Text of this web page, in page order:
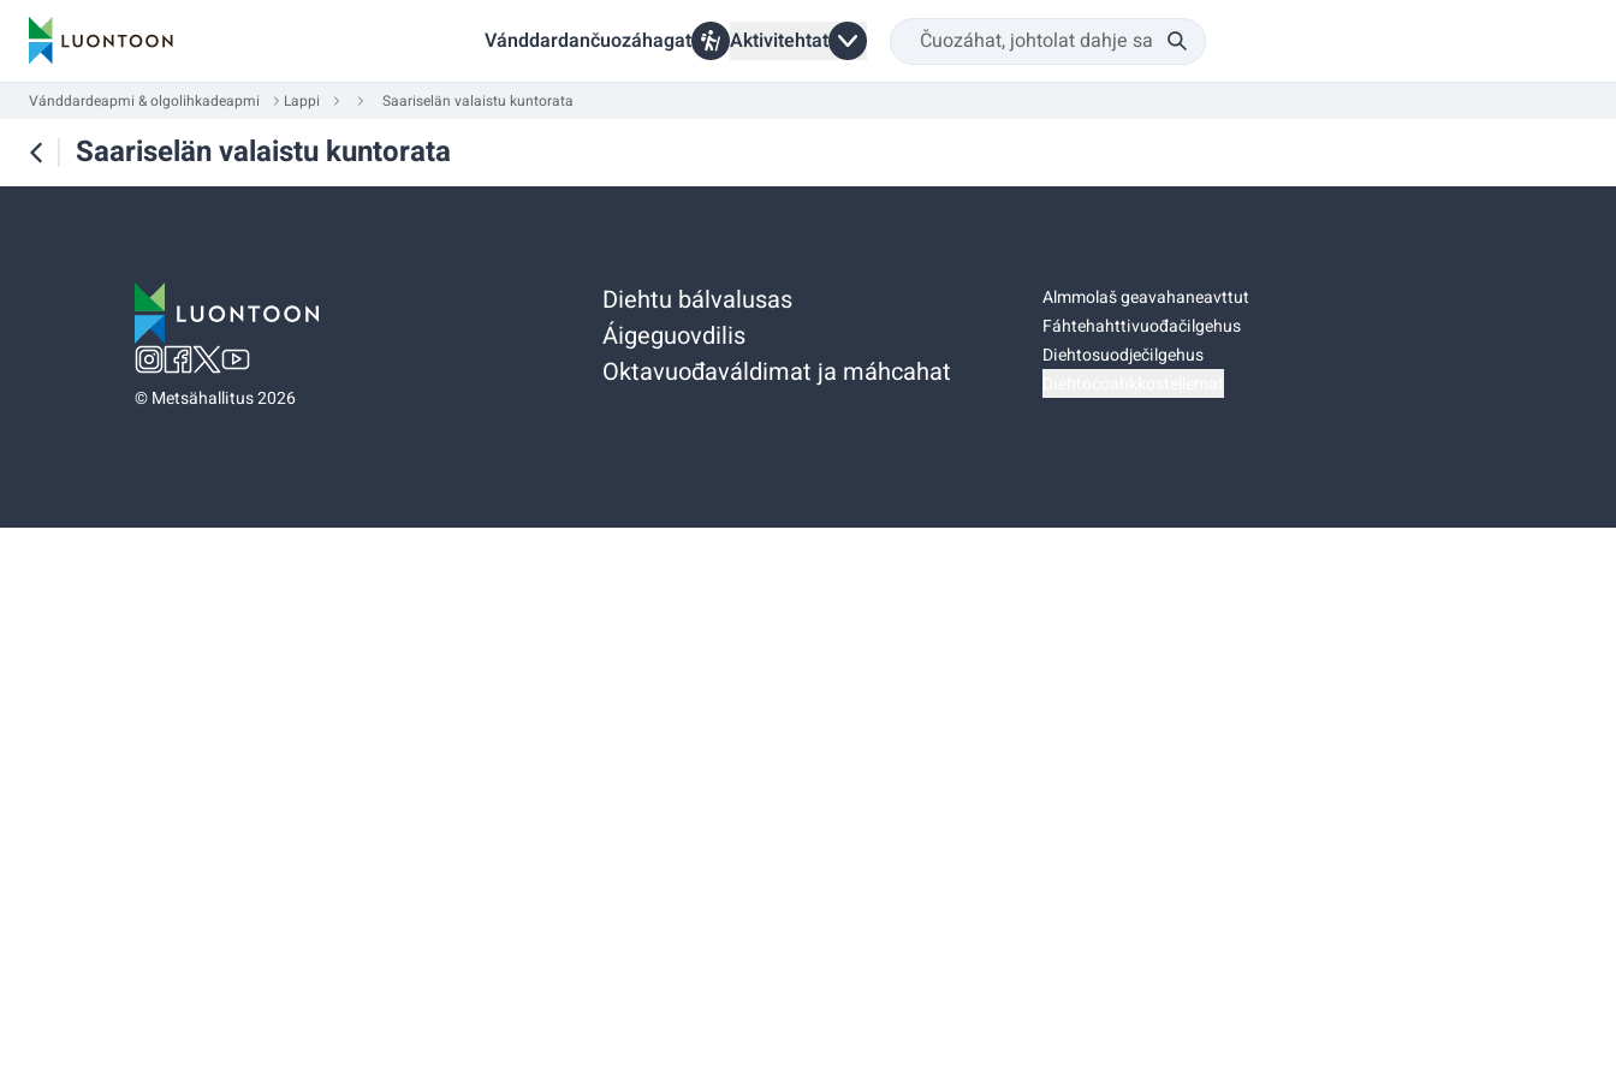
Vánddardančuozáhagat Aktivitehtat
Vánddardeapmi & olgolihkadeapmi Lappi Saariselän valaistu kuntorata
Saariselän valaistu kuntorata
©Metsähallitus 2026
Diehtu bálvalusas
Áigeguovdilis
Oktavuođaváldimat ja máhcahat
Almmolaš geavahaneavttut
Fáhtehahttivuođačilgehus
Diehtosuodječilgehus